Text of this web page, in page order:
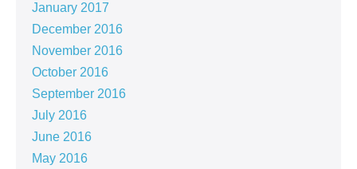
January 2017
December 2016
November 2016
October 2016
September 2016
July 2016
June 2016
May 2016